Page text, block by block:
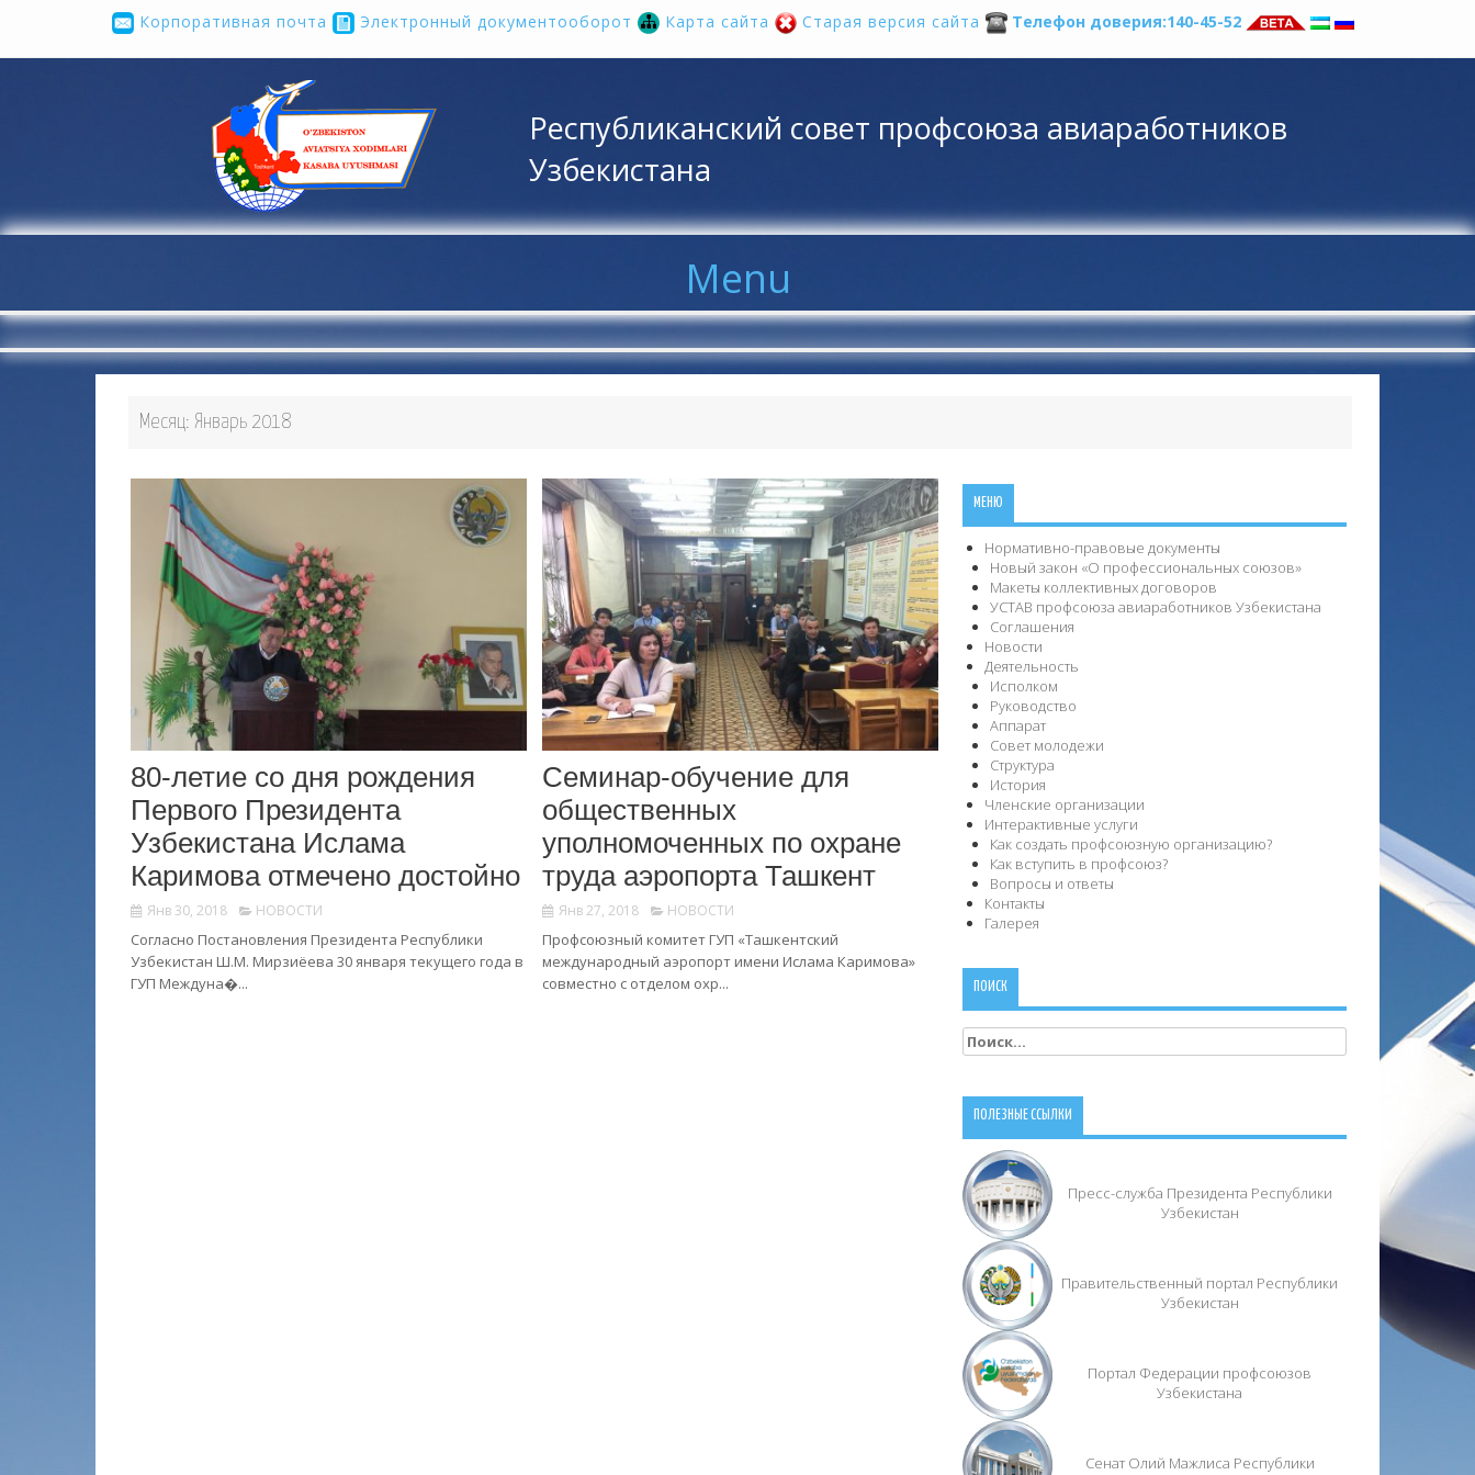
Корпоративная почта Электронный документооборот Карта сайта Старая версия сайта Телефон доверия:140-45-52
Республиканский совет профсоюза авиаработников
Узбекистана
Menu
Месяц: Январь 2018
80-летие со дня рождения
Первого Президента
Узбекистана Ислама
Каримова отмечено достойно
Янв 30, 2018 НОВОСТИ
Согласно Постановления Президента Республики
Узбекистан Ш.М. Мирзиёева 30 января текущего года в
ГУП Междуна�...
Семинар-обучение для
общественных
уполномоченных по охране
труда аэропорта Ташкент
Янв 27, 2018 НОВОСТИ
Профсоюзный комитет ГУП «Ташкентский
международный аэропорт имени Ислама Каримова»
совместно с отделом охр...
МЕНЮ
Нормативно-правовые документы
Новый закон «О профессиональных союзов»
Макеты коллективных договоров
УСТАВ профсоюза авиаработников Узбекистана
Соглашения
Новости
Деятельность
Исполком
Руководство
Аппарат
Совет молодежи
Структура
История
Членские организации
Интерактивные услуги
Как создать профсоюзную организацию?
Как вступить в профсоюз?
Вопросы и ответы
Контакты
Галерея
ПОИСК
Найти:
ПОЛЕЗНЫЕ ССЫЛКИ
Пресс-служба Президента Республики
Узбекистан
Правительственный портал Республики
Узбекистан
Портал Федерации профсоюзов
Узбекистана
Сенат Олий Мажлиса Республики